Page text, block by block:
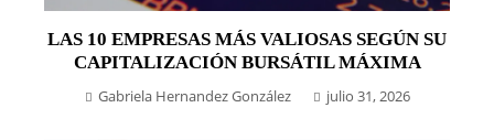
LAS 10 EMPRESAS MÁS VALIOSAS SEGÚN SU
CAPITALIZACIÓN BURSÁTIL MÁXIMA
Gabriela Hernandez González julio 31, 2026